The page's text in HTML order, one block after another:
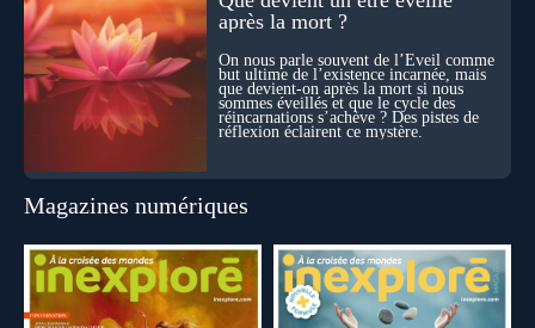
après la mort ?
On nous parle souvent de l’Éveil comme
but ultime de l’existence incarnée, mais
que devient-on après la mort si nous
sommes éveillés et que le cycle des
réincarnations s’achève ? Des pistes de
réflexion éclairent ce mystère.
Magazines numériques